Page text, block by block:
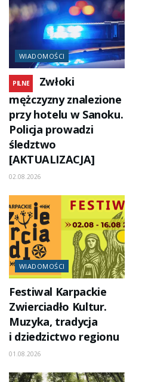
WIADOMOŚCI
PILNE
Zwłoki
mężczyzny znalezione
przy hotelu w Sanoku.
Policja prowadzi
śledztwo
[AKTUALIZACJA]
02.08.2026
WIADOMOŚCI
Festiwal Karpackie
Zwierciadło Kultur.
Muzyka, tradycja
i dziedzictwo regionu
01.08.2026